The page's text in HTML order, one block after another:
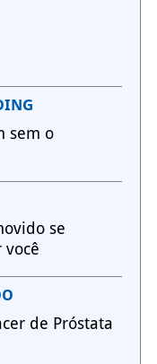
sem o
se
de Próstata